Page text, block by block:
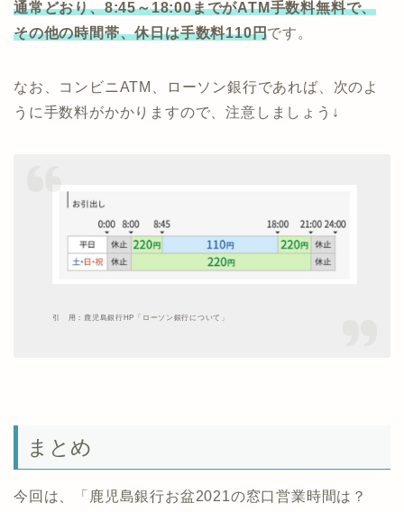
通常どおり、8:45～18:00までがATM手数料無料で、
その他の時間帯、休日は手数料110円です。
なお、コンビニATM、ローソン銀行であれば、次のよ
うに手数料がかかりますので、注意しましょう↓
引 用：鹿児島銀行HP「ローソン銀行について」
まとめ
今回は、「鹿児島銀行お盆2021の窓口営業時間は？